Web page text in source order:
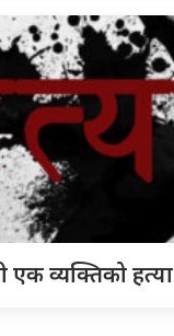
एक व्यक्तिको हत्या